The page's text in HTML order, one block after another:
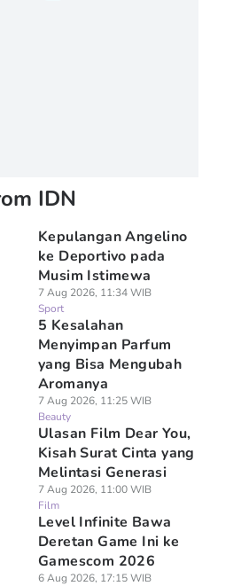
IDN
Kepulangan Angelino
ke Deportivo pada
Musim Istimewa
7 Aug 2026, 11:34 WIB
Sport
5 Kesalahan
Menyimpan Parfum
yang Bisa Mengubah
Aromanya
7 Aug 2026, 11:25 WIB
Beauty
Ulasan Film Dear You,
Kisah Surat Cinta yang
Melintasi Generasi
7 Aug 2026, 11:00 WIB
Film
Level Infinite Bawa
Deretan Game Ini ke
Gamescom 2026
6 Aug 2026, 17:15 WIB